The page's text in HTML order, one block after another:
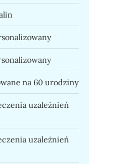
na 60 urodziny
uzależnień
uzależnień